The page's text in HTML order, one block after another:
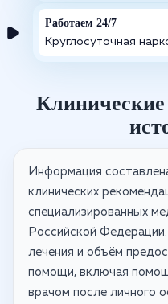
Работаем 24/7
Круглосуточная
Информация
клинических
специализированных
Российской
лечения и объём
помощи, включая
врачом после личного